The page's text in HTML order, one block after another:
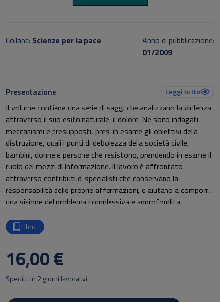
Collana: Scienze per la pace
Anno di pubblicazione:
01/2009
Presentazione Leggi tutto
Il volume contiene una serie di saggi che analizzano la violenza
attraverso il suo esito naturale, il dolore. Ne sono indagati
meccanismi e presupposti, presi in esame gli obiettivi della
distruzione, quali i punti di debolezza della società civile,
bambini, donne e persone che resistono, prendendo in esame il
ruolo dei mezzi di informazione. Il lavoro è affrontato
attraverso contributi di specialisti che conservano la
responsabilità delle proprie affermazioni, e aiutano a comporre
una visione del problema complessiva e approfondita,
rapporto della Difesa Civile Non Armata e Nonviolenta
(DCNAN), una forma di difesa fondata sulla società civile.
del Servizio Civile offerto ai giovani dallo Stato, ad oggi la
per la sua definizione operativa.
Libro
16,00 €
Spedito in 2 giorni lavorativi